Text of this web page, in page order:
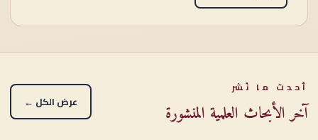
أحدث ما نُشر
آخر الأبحاث العلمية المنشورة عرض الكل ←